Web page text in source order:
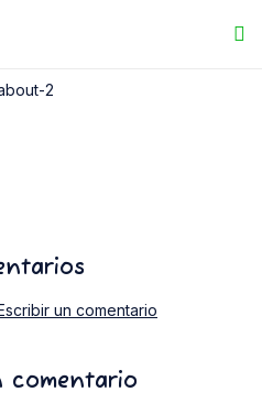
2
un comentario
comentario